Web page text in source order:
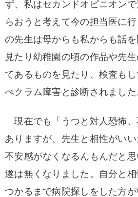
ず、私はセカンドオピニオン
らおうと考えて今の担当医に
の先生は母からも私からも話
見たり幼稚園の頃の作品や先
てあるものを見たり、検査も
ぺクラム障害と診断されました
現在でも「うつと対人恐怖、
ありますが、先生と相性がい
不安感がなくなるんもんだと
遂は無くなりました。
自分と
つかるまで病院探しをした方